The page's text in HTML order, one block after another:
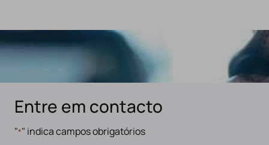
Entre em contacto
"*" indica campos obrigatórios